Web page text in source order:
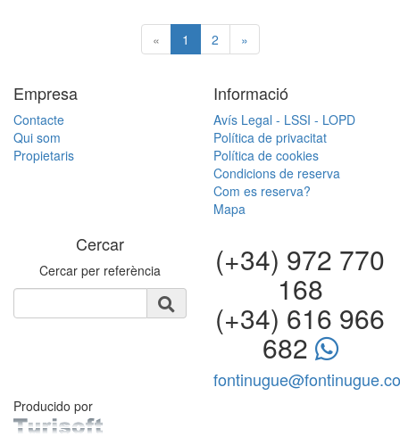
« 1 2 »
Empresa
Contacte
Qui som
Propietaris
Informació
Avís Legal - LSSI - LOPD
Política de privacitat
Política de cookies
Condicions de reserva
Com es reserva?
Mapa
Cercar
Cercar per referència (+34) 972 770
168
(+34) 616 966
682
Producido por